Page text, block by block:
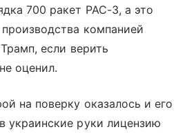
700 ракет PAC-3, а это
компанией
если верить
оценил.
на поверку оказалось и его
украинские руки лицензию